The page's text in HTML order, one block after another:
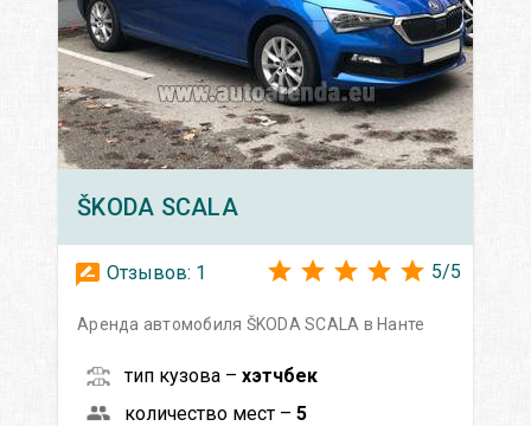
ŠKODA SCALA
Отзывов: 1 5/5
Аренда автомобиля ŠKODA SCALA в Нанте
тип кузова – хэтчбек
количество мест – 5